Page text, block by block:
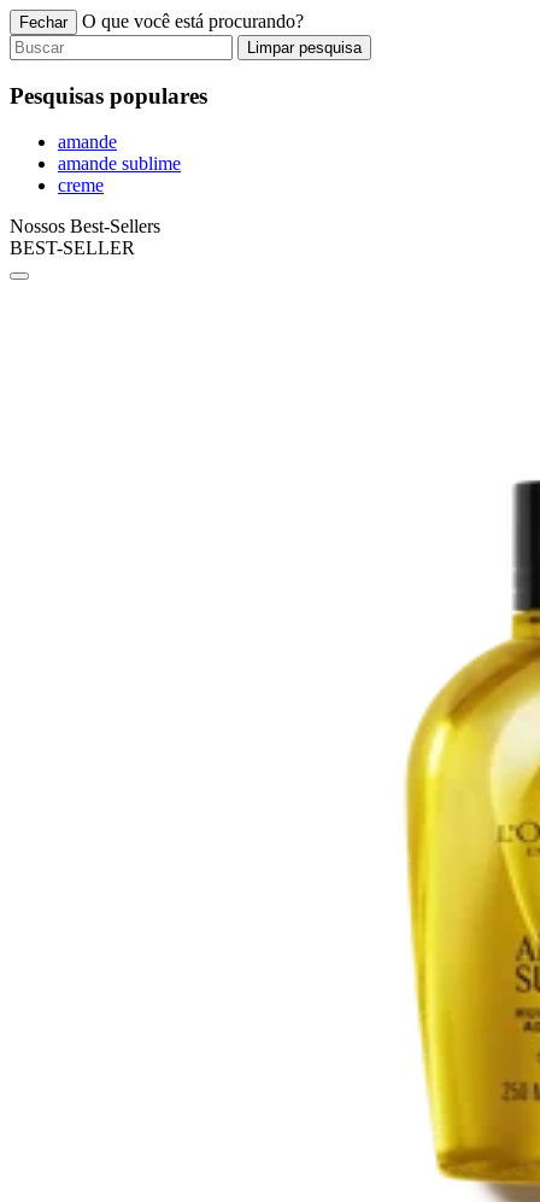
Fechar O que você está procurando?
Limpar pesquisa
Pesquisas populares
amande
amande sublime
creme
Nossos Best-Sellers
BEST-SELLER